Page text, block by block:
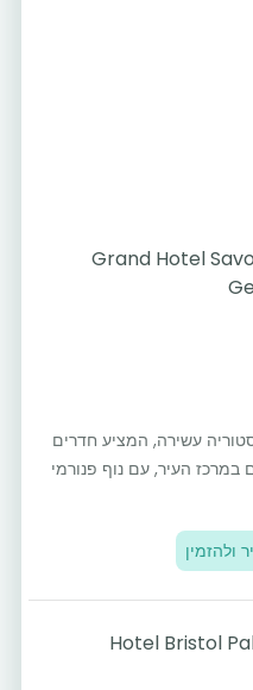
Grand Hotel
עשירה, המציע חדרים
במרכז העיר, עם נוף פנורמי
ולהזמין
Hotel Bristol